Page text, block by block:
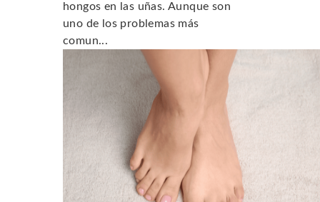
hongos en las uñas. Aunque son
uno de los problemas más
comun...